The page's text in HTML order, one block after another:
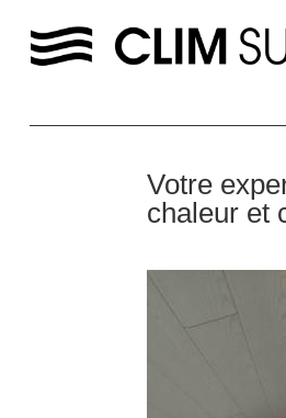
Votre
chaleur et